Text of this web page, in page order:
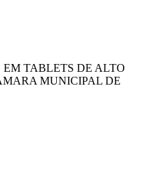
TABLETS DE ALTO
MUNICIPAL DE